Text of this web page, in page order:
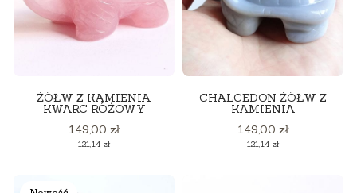
ŻÓŁW Z KAMIENIA
KWARC RÓŻOWY
Cena
149,00 zł
Cena
121,14 zł
CHALCEDON ŻÓŁW Z
KAMIENIA
Cena
149,00 zł
Cena
121,14 zł